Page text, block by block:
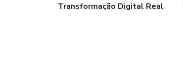
Transformação Digital Real